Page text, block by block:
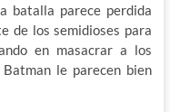
batalla parece perdida
de los semidioses para
en masacrar a los
Batman le parecen bien